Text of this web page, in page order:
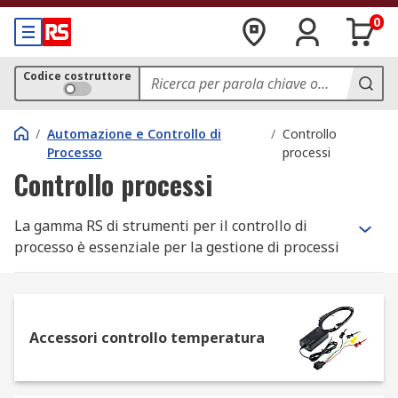
0
Codice costruttore
/ Automazione e Controllo di
Processo
/ Controllo
processi
Controllo processi
La gamma RS di strumenti per il controllo di
processo è essenziale per la gestione di processi
accurati, come quelli che offriamo nel nostro
catalogo online, sono infatti una parte essenziale
di qualsiasi soluzione che garantisca il controllo
Accessori controllo temperatura